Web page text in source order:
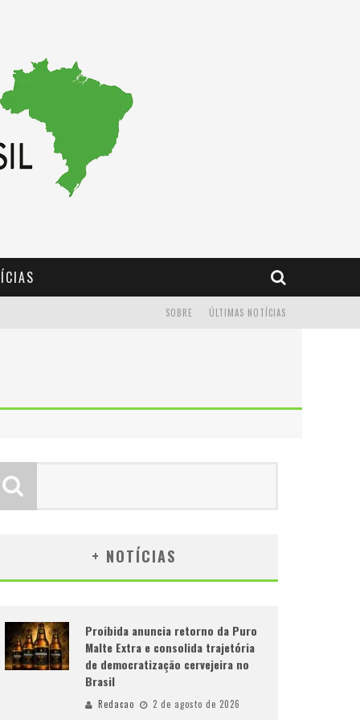
ÚLTIMAS NOTÍCIAS
SOBRE
+ NOTÍCIAS
Proibida anuncia retorno da Puro
Malte Extra e consolida trajetória
de democratização cervejeira no
Brasil
Redacao 2 de agosto de 2026